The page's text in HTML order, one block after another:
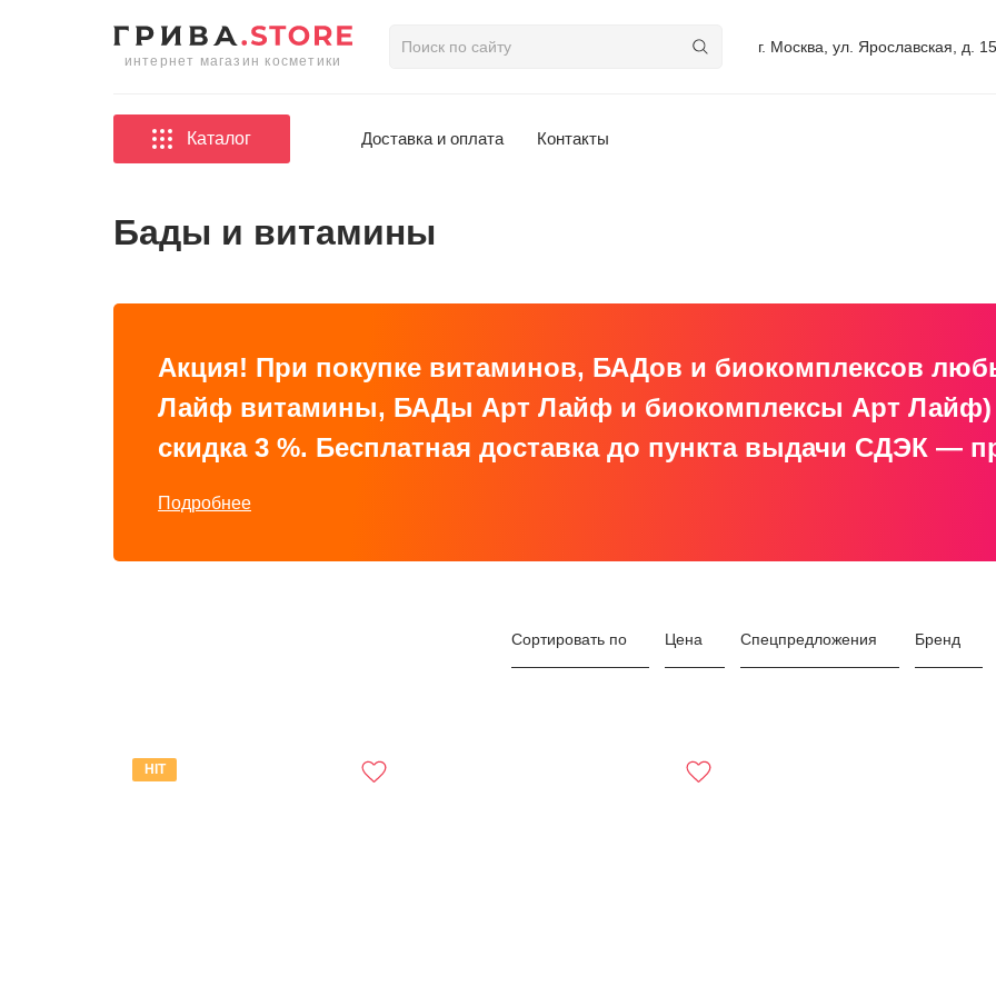
интернет магазин косметики
г. Москва, ул. Ярославская, д.
Каталог Доставка и оплата Контакты
Бады и витамины
Акция! При покупке витаминов, БАДов и биокомплексов
Лайф витамины, БАДы Арт Лайф и биокомплексы Арт Лайф)
скидка 3 %. Бесплатная доставка до пункта выдачи СДЭК —
Подробнее
Сортировать по Цена Спецпредложения Бренд
HIT